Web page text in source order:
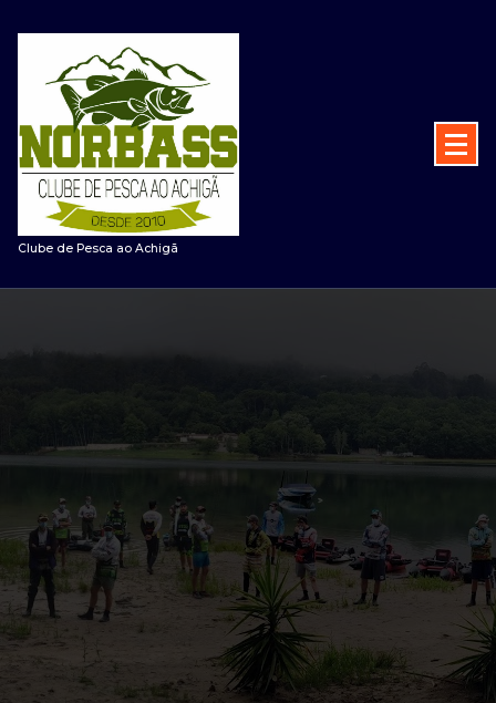
para
conteúdo
Clube de Pesca ao Achigã